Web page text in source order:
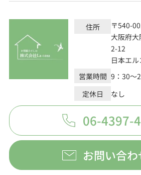
住所
〒540-
大阪府
2-12
日本エ
営業時間 9：30～
定休日
なし
06-4397-
お問い合わ